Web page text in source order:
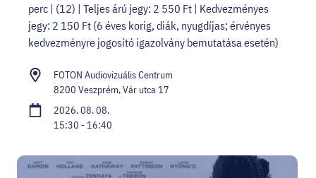
perc | (12) | Teljes árú jegy: 2 550 Ft | Kedvezményes
jegy: 2 150 Ft (6 éves korig, diák, nyugdíjas; érvényes
kedvezményre jogosító igazolvány bemutatása esetén)
FOTON Audiovizuális Centrum
8200 Veszprém, Vár utca 17
2026. 08. 08.
15:30 - 16:40